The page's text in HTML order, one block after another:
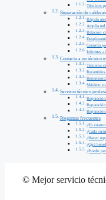
Técnicos
Reparación de
Rápida
Amplia
Relación
Garantía
Informes a
Contacta a un técnico
Técnicos
Máximo
Servicio técnico
Preguntas frecuentes
¿En
¿Cada
¿Hacen
¿Qué
¿Puedo
© Mejor servicio